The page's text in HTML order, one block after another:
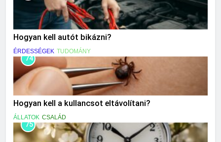
Hogyan kell autót bikázni?
ÉRDESSÉGEK TUDOMÁNY
74
Hogyan kell a kullancsot eltávolítani?
ÁLLATOK CSALÁD
75